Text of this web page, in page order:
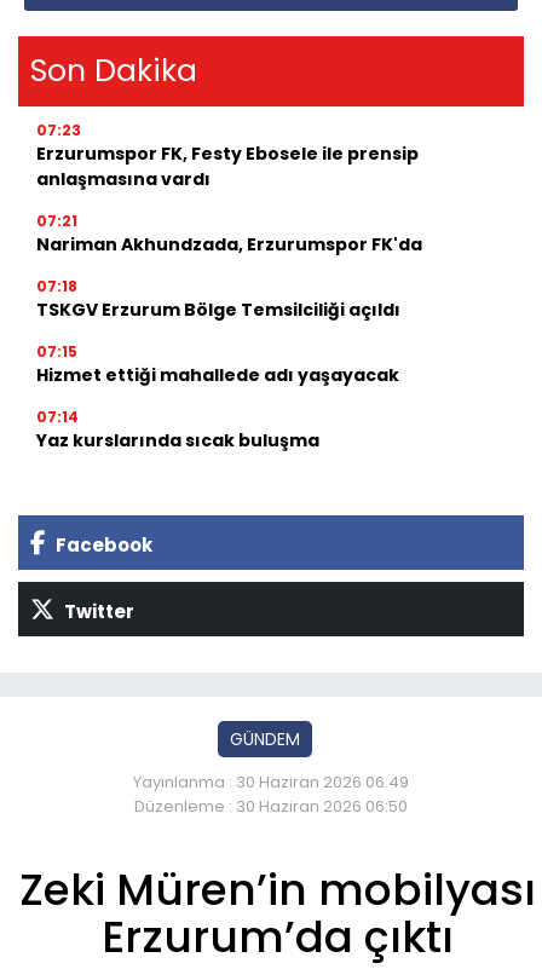
Son Dakika
07:23
Erzurumspor FK, Festy Ebosele ile prensip
anlaşmasına vardı
07:21
Nariman Akhundzada, Erzurumspor FK'da
07:18
TSKGV Erzurum Bölge Temsilciliği açıldı
07:15
Hizmet ettiği mahallede adı yaşayacak
07:14
Yaz kurslarında sıcak buluşma
Facebook
Twitter
GÜNDEM
Yayınlanma : 30 Haziran 2026 06:49
Düzenleme : 30 Haziran 2026 06:50
Zeki Müren’in mobilyası
Erzurum’da çıktı